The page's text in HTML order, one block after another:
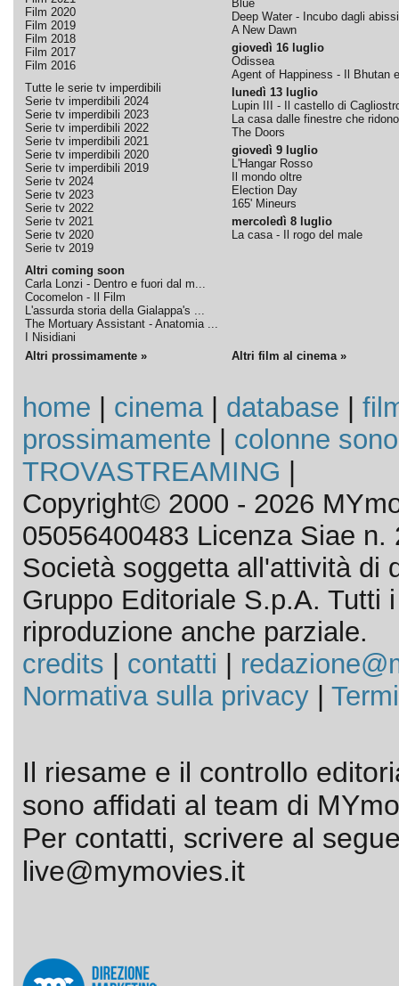
Film 2020
Film 2019
Film 2018
Film 2017
Film 2016
Tutte le serie tv imperdibili
Serie tv imperdibili 2024
Serie tv imperdibili 2023
Serie tv imperdibili 2022
Serie tv imperdibili 2021
Serie tv imperdibili 2020
Serie tv imperdibili 2019
Serie tv 2024
Serie tv 2023
Serie tv 2022
Serie tv 2021
Serie tv 2020
Serie tv 2019
Altri coming soon
Carla Lonzi - Dentro e fuori dal m...
Cocomelon - Il Film
L'assurda storia della Gialappa's ...
The Mortuary Assistant - Anatomia ...
I Nisidiani
Blue
Deep Water - Incubo dagli abissi
A New Dawn
giovedì 16 luglio
Odissea
Agent of Happiness - Il Bhutan
lunedì 13 luglio
Lupin III - Il castello di
La casa dalle finestre che ridono
The Doors
giovedì 9 luglio
L'Hangar Rosso
Il mondo oltre
Election Day
165' Mineurs
mercoledì 8 luglio
La casa - Il rogo del male
Altri prossimamente » Altri film al cinema »
home cinema| database
prossimamente
colonne
TROVASTREAMING
Copyright© 2000 - 2026
05056400483 Licenza Siae n.
Società soggetta all'attività di
Gruppo Editoriale S.p.A. Tutti
riproduzione anche parziale.
credits
contatti
Normativa sulla privacy|
Il riesame e il controllo
sono affidati al team di
Per contatti, scrivere al
live@mymovies.it